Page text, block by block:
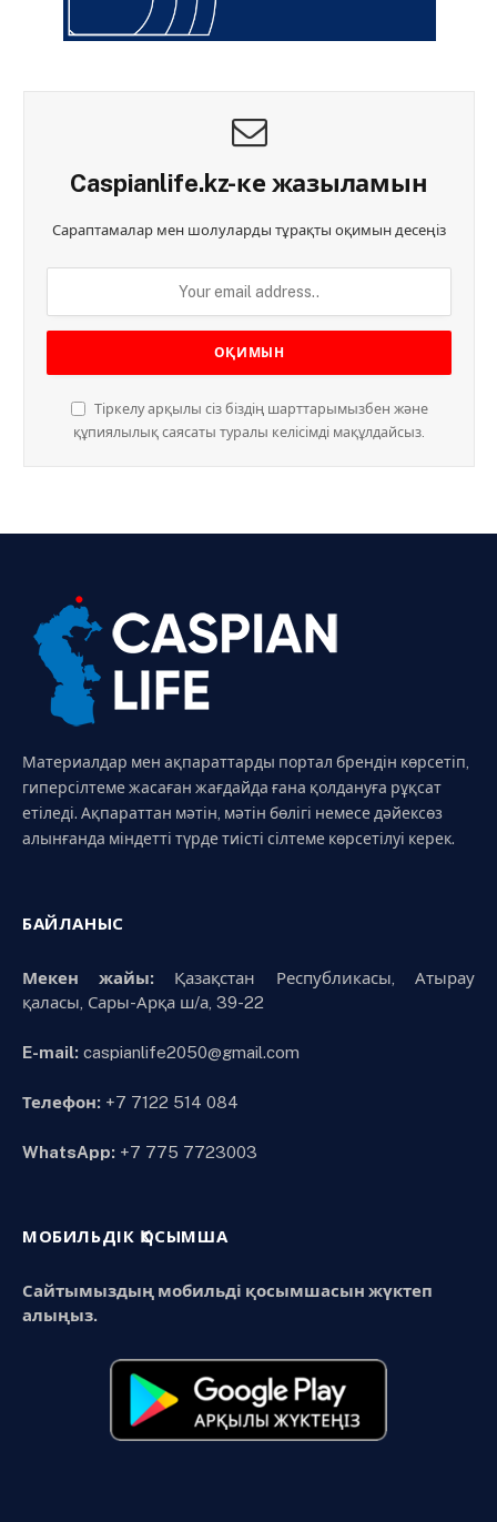
Caspianlife.kz-ке жазыламын
Сараптамалар мен шолуларды тұрақты оқимын десеңіз
Тіркелу арқылы сіз біздің шарттарымызбен және
құпиялылық саясаты туралы келісімді мақұлдайсыз.
Материалдар мен ақпараттарды портал брендін көрсетіп,
гиперсілтеме жасаған жағдайда ғана қолдануға рұқсат
етіледі. Ақпараттан мәтін, мәтін бөлігі немесе дәйексөз
алынғанда міндетті түрде тиісті сілтеме көрсетілуі керек.
БАЙЛАНЫС
Мекен жайы:Қазақстан Республикасы, Атырау
қаласы, Сары-Арқа ш/а, 39-22
E-mail: caspianlife2050@gmail.com
Телефон: +7 7122 514 084
WhatsApp: +7 775 7723003
МОБИЛЬДІК ҚОСЫМША
Сайтымыздың мобильді қосымшасын жүктеп
алыңыз.